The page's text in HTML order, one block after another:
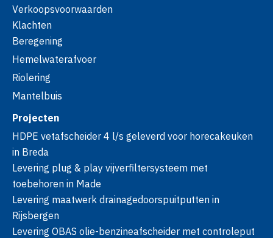
Verkoopsvoorwaarden
Klachten
Beregening
Hemelwaterafvoer
Riolering
Mantelbuis
Projecten
HDPE vetafscheider 4 l/s geleverd voor horecakeuken
in Breda
Levering plug & play vijverfiltersysteem met
toebehoren in Made
Levering maatwerk drainagedoorspuitputten in
Rijsbergen
Levering OBAS olie-benzineafscheider met controleput